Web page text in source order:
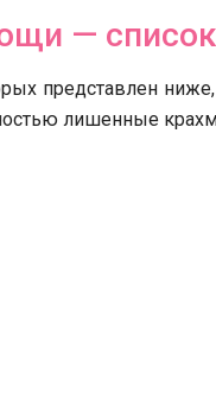
— список
представлен
лишенные